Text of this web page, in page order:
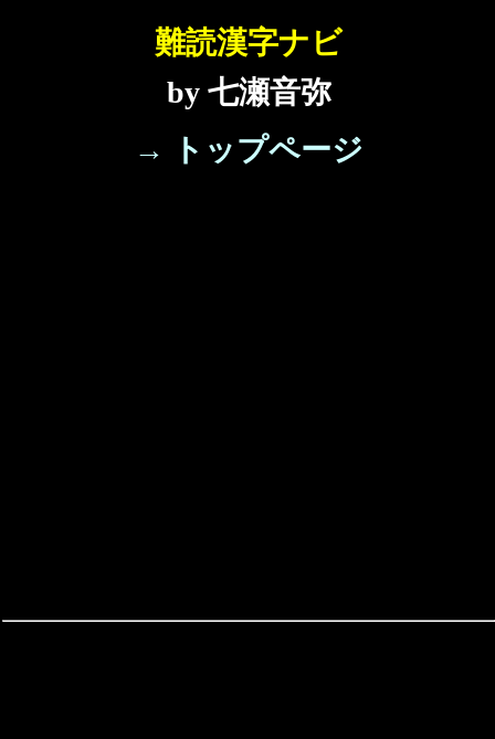
難読漢字ナビ
by 七瀬音弥
→ トップページ